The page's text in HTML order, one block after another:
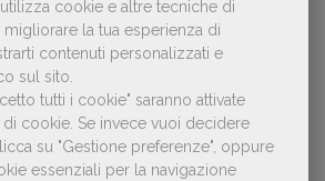
cookie e altre tecniche di
la tua esperienza di
contenuti personalizzati e
sul sito.
tutti i cookie" saranno attivate
cookie. Se invece vuoi decidere
su "Gestione preferenze", oppure
essenziali per la navigazione
il 45% dei testi ricevuti per
dell’IA
Ha un valore aggiunto
Simona Musmeci, product
e audiolibri